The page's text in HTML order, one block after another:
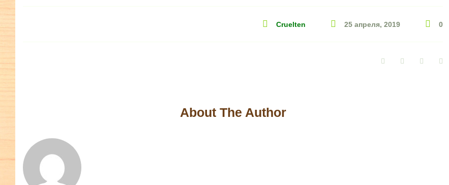
Cruelten 25 апреля, 2019 0
FacebookTwitter Google+
About The Author